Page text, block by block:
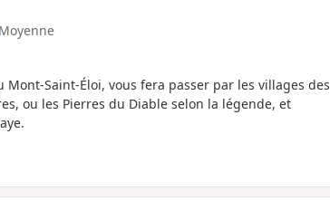
Moyenne
Saint-Éloi, vous fera passer par les villages des
ou les Pierres du Diable selon la légende, et